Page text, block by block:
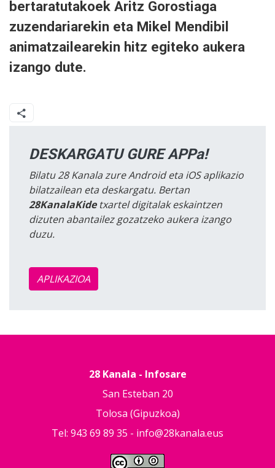
bertaratutakoek Aritz Gorostiaga
zuzendariarekin eta Mikel Mendibil
animatzailearekin hitz egiteko aukera
izango dute.
DESKARGATU GURE APPa!
Bilatu 28 Kanala zure Android eta iOS aplikazio
bilatzailean eta deskargatu. Bertan
28KanalaKidetxartel digitalak eskaintzen
dizuten abantailez gozatzeko aukera izango
duzu.
APLIKAZIOA
28 Kanala - Infosare
San Esteban 20
Tolosa (Gipuzkoa)
Tel: 943 69 89 35 - info@28kanala.eus